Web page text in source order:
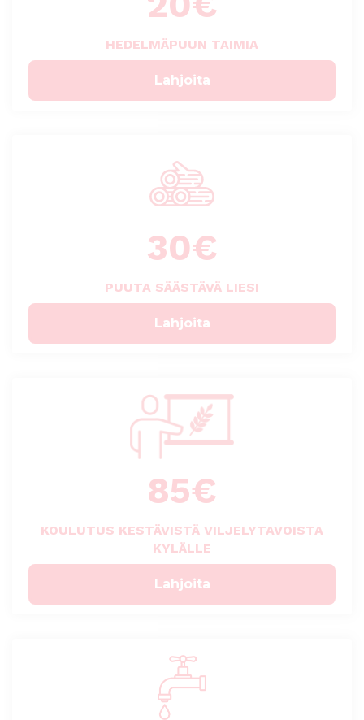
HEDELMÄPUUN TAIMIA
Lahjoita
30€
PUUTA SÄÄSTÄVÄ LIESI
Lahjoita
85€
KOULUTUS KESTÄVISTÄ VILJELYTAVOISTA
KYLÄLLE
Lahjoita